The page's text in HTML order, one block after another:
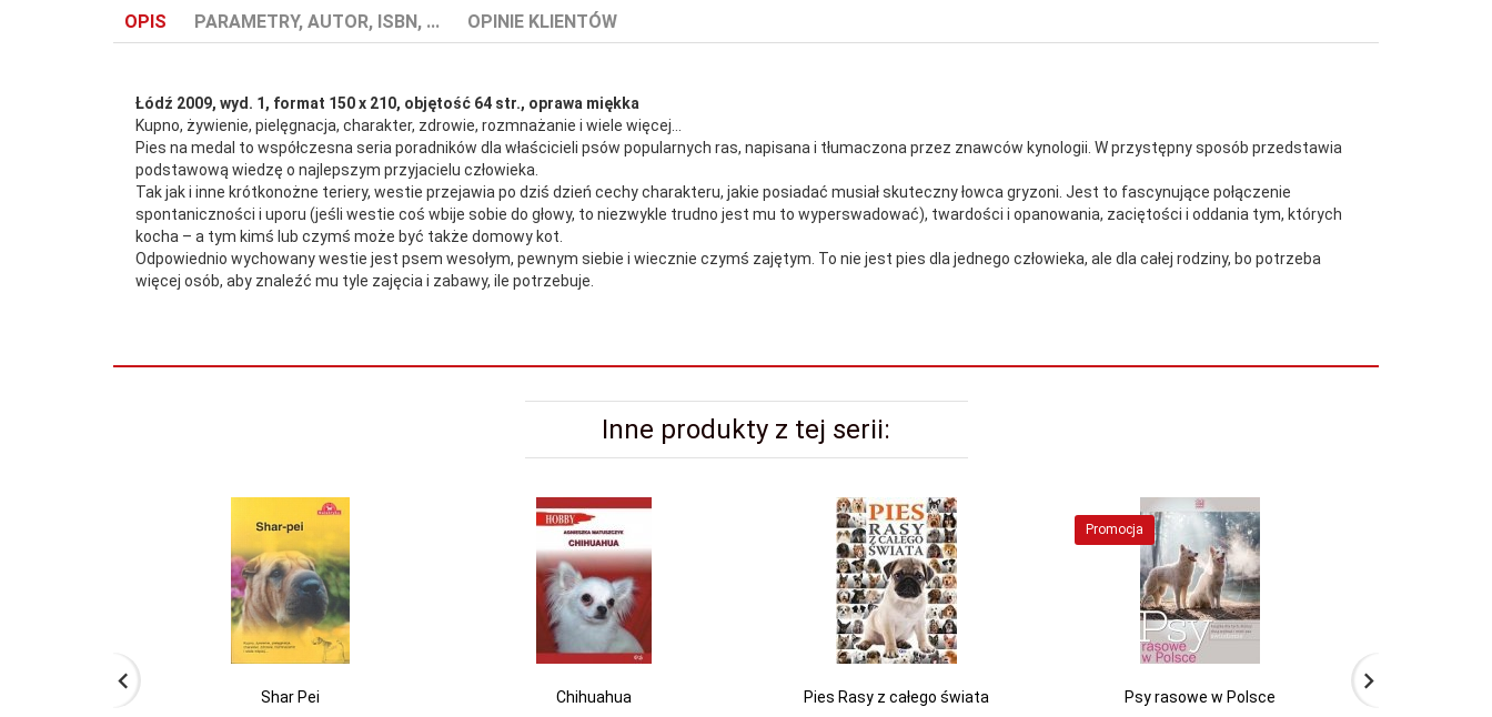
OPIS PARAMETRY, AUTOR, ISBN, ... OPINIE KLIENTÓW
Łódź 2009, wyd. 1, format 150 x 210, objętość 64 str., oprawa miękka
Kupno, żywienie, pielęgnacja, charakter, zdrowie, rozmnażanie i wiele więcej...
Pies na medal to współczesna seria poradników dla właścicieli psów popularnych ras, napisana i tłumaczona przez znawców kynologii. W przystępny sposób przedstawia
podstawową wiedzę o najlepszym przyjacielu człowieka.
Tak jak i inne krótkonożne teriery, westie przejawia po dziś dzień cechy charakteru, jakie posiadać musiał skuteczny łowca gryzoni. Jest to fascynujące połączenie
spontaniczności i uporu (jeśli westie coś wbije sobie do głowy, to niezwykle trudno jest mu to wyperswadować), twardości i opanowania, zaciętości i oddania tym, których
kocha – a tym kimś lub czymś może być także domowy kot.
Odpowiednio wychowany westie jest psem wesołym, pewnym siebie i wiecznie czymś zajętym. To nie jest pies dla jednego człowieka, ale dla całej rodziny, bo potrzeba
więcej osób, aby znaleźć mu tyle zajęcia i zabawy, ile potrzebuje.
ISBN: 978-83-7579-064-1
Inne produkty z tej serii:
Shar Pei Chihuahua Pies Rasy z całego świata
Promocja
Psy rasowe w Polsce